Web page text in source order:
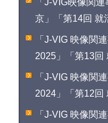
「J-VIG映像関
京」「第14回 就
「J-VIG 映像関
2025」「第13回
「J-VIG 映像関
2024」「第12回
「J-VIG 映像関